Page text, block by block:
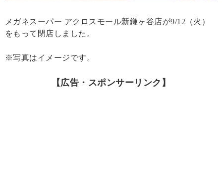
メガネスーパー アクロスモール新鎌ヶ谷店が9/12（火）
をもって閉店しました。
※写真はイメージです。
【広告・スポンサーリンク】